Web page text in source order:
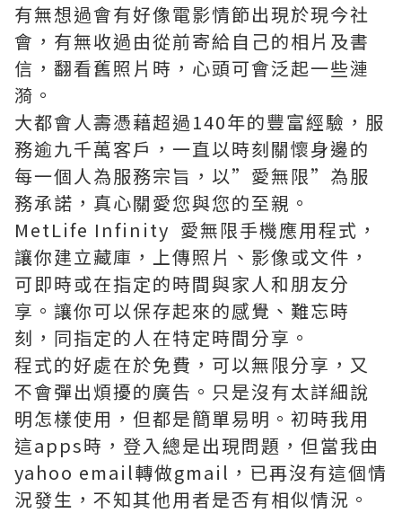
有無想過會有好像電影情節出現於現今社
會，有無收過由從前寄給自己的相片及書
信，翻看舊照片時，心頭可會泛起一些漣
漪。
大都會人壽憑藉超過140年的豐富經驗，服
務逾九千萬客戶，一直以時刻關懷身邊的
每一個人為服務宗旨，以”愛無限”為服
務承諾，真心關愛您與您的至親。
MetLife Infinity 愛無限手機應用程式，
讓你建立藏庫，上傳照片、影像或文件，
可即時或在指定的時間與家人和朋友分
享。讓你可以保存起來的感覺、難忘時
刻，同指定的人在特定時間分享。
程式的好處在於免費，可以無限分享，又
不會彈出煩擾的廣告。只是沒有太詳細說
明怎樣使用，但都是簡單易明。初時我用
這apps時，登入總是出現問題，但當我由
yahoo email轉做gmail，已再沒有這個情
況發生，不知其他用者是否有相似情況。